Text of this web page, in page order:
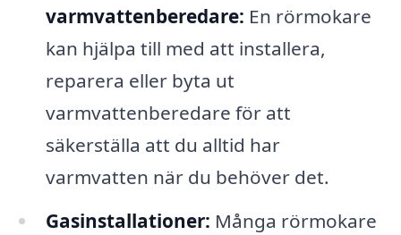
varmvattenberedare: En rörmokare
kan hjälpa till med att installera,
reparera eller byta ut
varmvattenberedare för att
säkerställa att du alltid har
varmvatten när du behöver det.
Gasinstallationer: Många rörmokare